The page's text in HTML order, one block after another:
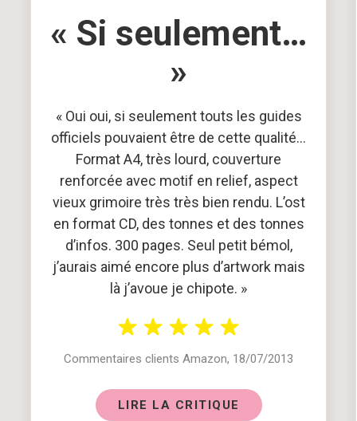
« Si seulement…
»
« Oui oui, si seulement touts les guides
officiels pouvaient être de cette qualité…
Format A4, très lourd, couverture
renforcée avec motif en relief, aspect
vieux grimoire très très bien rendu. L’ost
en format CD, des tonnes et des tonnes
d’infos. 300 pages. Seul petit bémol,
j’aurais aimé encore plus d’artwork mais
là j’avoue je chipote. »
Commentaires clients Amazon, 18/07/2013
LIRE LA CRITIQUE